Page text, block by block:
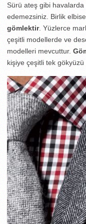
Sürü ateş gibi
edemezsiniz. Birlik
gömlektir. Yüzlerce
çeşitli modellerde ve
modelleri mevcuttur.
kişiye çeşitli tek gökyüzü